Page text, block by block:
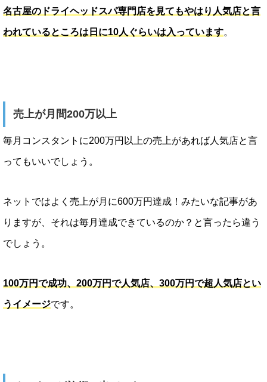
名古屋のドライヘッドスパ専門店を見てもやはり人気店と言
われているところは日に10人ぐらいは入っています。
売上が月間200万以上
毎月コンスタントに200万円以上の売上があれば人気店と言
ってもいいでしょう。
ネットではよく売上が月に600万円達成！みたいな記事があ
りますが、それは毎月達成できているのか？と言ったら違う
でしょう。
100万円で成功、200万円で人気店、300万円で超人気店とい
うイメージです。